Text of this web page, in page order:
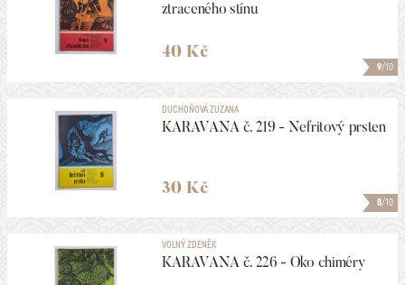
9/10
ztraceného stínu
40 Kč
8/10
DUCHOŇOVÁ ZUZANA
KARAVANA č. 219 - Nefritový prsten
30 Kč
VOLNÝ ZDENĚK
KARAVANA č. 226 - Oko chiméry